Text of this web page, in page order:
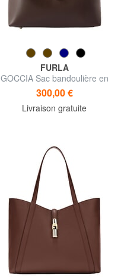
FURLA
GOCCIA Sac bandoulière en
cuir
300,00 €
Livraison gratuite